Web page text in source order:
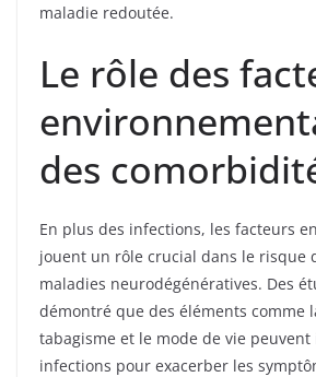
maladie redoutée.
Le rôle des
des
En plus des infections, les facteurs
jouent un rôle crucial dans le risque
maladies neurodégénératives. Des
démontré que des éléments comme
tabagisme et le mode de vie
infections pour exacerber les